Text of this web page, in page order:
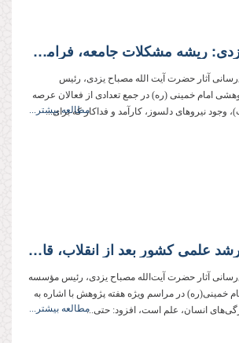
علامه مصباح یزدی: ریشه مشکلات جامعه، فراموش شدن دین است
آثار حضرت آیت الله مصباح یزدی،‌ رئیس
امام خمینی (ره) در جمع تعدادی از فعالان عرصه
وجود نیروهای دلسوز، کارآمد و فداکار که برای...
مطالعه بیشتر...
علامه مصباح: رشد علمی کشور بعد از انقلاب، قابل مقایسه با قبل از آن نیست
آثار حضرت آیت‌الله مصباح یزدی، رئیس مؤسسه
خمینی‌(ره) در مراسم ویژه هفته پژوهش با اشاره به
انسان، علم است، افزود: حتی...مطالعه بیشتر...